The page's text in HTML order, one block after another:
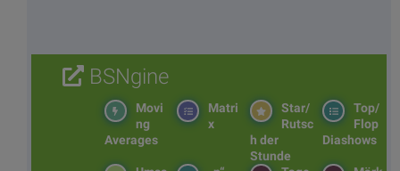
BSNgine
Top/
Flop
Diashows
Star/
Rutsc
h der
Stunde
Matri
x
Movi
ng
Averages